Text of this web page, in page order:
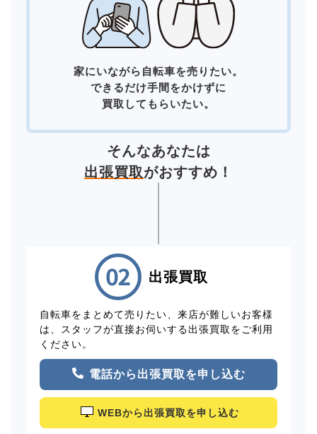
家にいながら自転車を売りたい。
できるだけ手間をかけずに
買取してもらいたい。
そんなあなたは
出張買取がおすすめ！
出張買取
自転車をまとめて売りたい、来店が難しいお客様
は、スタッフが直接お伺いする出張買取をご利用
ください。
電話から出張買取を申し込む
WEBから出張買取を申し込む